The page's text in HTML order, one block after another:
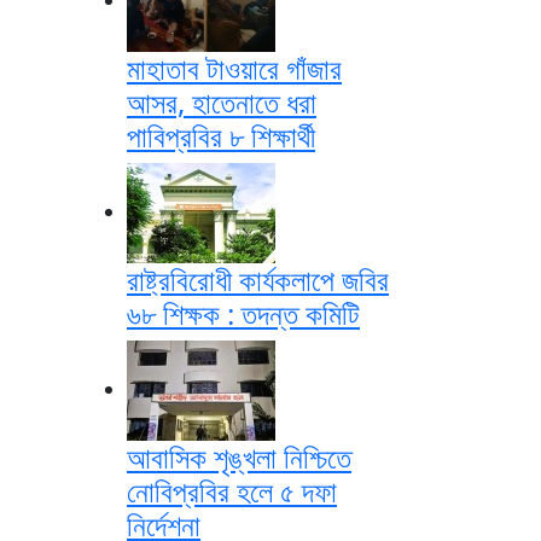
মাহাতাব টাওয়ারে গাঁজার
আসর, হাতেনাতে ধরা
পাবিপ্রবির ৮ শিক্ষার্থী
রাষ্ট্রবিরোধী কার্যকলাপে জবির
৬৮ শিক্ষক : তদন্ত কমিটি
আবাসিক শৃঙ্খলা নিশ্চিতে
নোবিপ্রবির হলে ৫ দফা
নির্দেশনা